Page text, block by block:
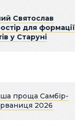
Святослав
для формації
у Старуні
проща Самбір-
2026